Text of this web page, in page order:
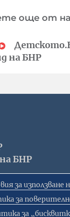
още от
на БНР
БНР
за използване
за
за